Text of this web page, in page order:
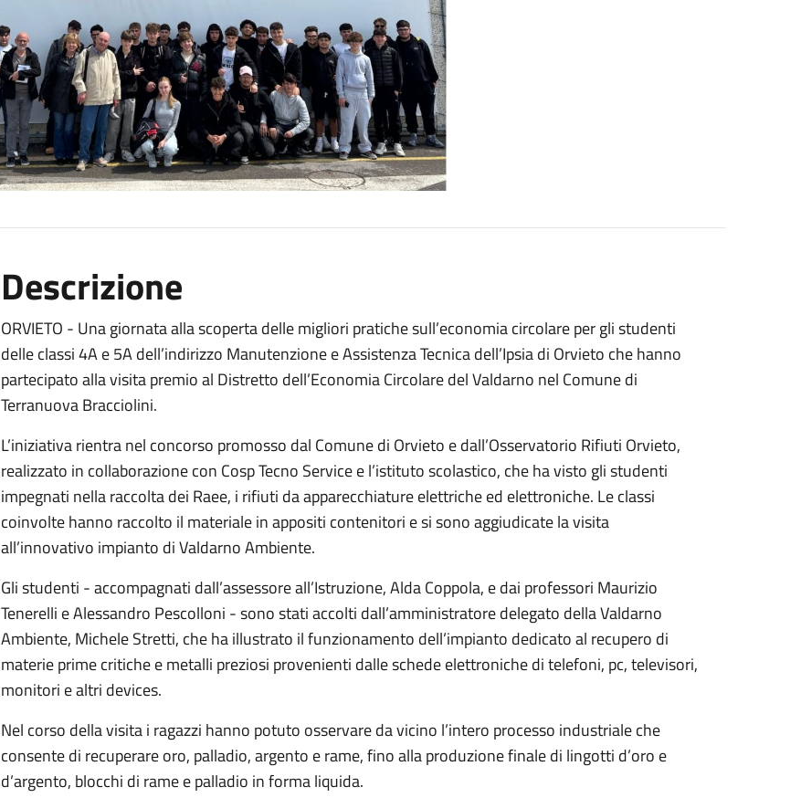
Descrizione
ORVIETO - Una giornata alla scoperta delle migliori pratiche sull’economia circolare per gli studenti
delle classi 4A e 5A dell’indirizzo Manutenzione e Assistenza Tecnica dell’Ipsia di Orvieto che hanno
partecipato alla visita premio al Distretto dell’Economia Circolare del Valdarno nel Comune di
Terranuova Bracciolini.
L’iniziativa rientra nel concorso promosso dal Comune di Orvieto e dall’Osservatorio Rifiuti Orvieto,
realizzato in collaborazione con Cosp Tecno Service e l’istituto scolastico, che ha visto gli studenti
impegnati nella raccolta dei Raee, i rifiuti da apparecchiature elettriche ed elettroniche. Le classi
coinvolte hanno raccolto il materiale in appositi contenitori e si sono aggiudicate la visita
all’innovativo impianto di Valdarno Ambiente.
Gli studenti - accompagnati dall’assessore all’Istruzione, Alda Coppola, e dai professori Maurizio
Tenerelli e Alessandro Pescolloni - sono stati accolti dall’amministratore delegato della Valdarno
Ambiente, Michele Stretti, che ha illustrato il funzionamento dell’impianto dedicato al recupero di
materie prime critiche e metalli preziosi provenienti dalle schede elettroniche di telefoni, pc, televisori,
monitori e altri devices.
Nel corso della visita i ragazzi hanno potuto osservare da vicino l’intero processo industriale che
consente di recuperare oro, palladio, argento e rame, fino alla produzione finale di lingotti d’oro e
d’argento, blocchi di rame e palladio in forma liquida.